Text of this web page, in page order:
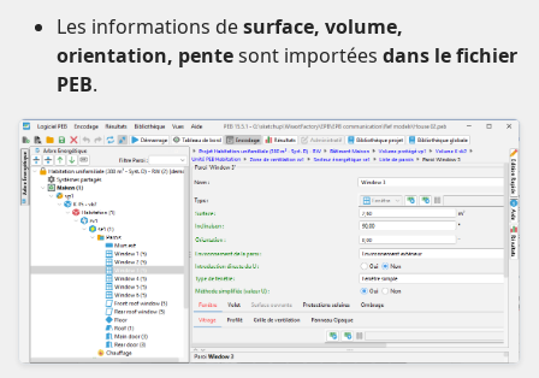
Les informations desurface, volume,
orientation, pentesont importées dans le fichier
PEB.